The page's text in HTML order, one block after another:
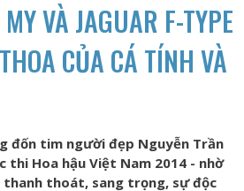
VÀ JAGUAR F-TYPE
CỦA CÁ TÍNH VÀ
đốn tim người đẹp Nguyễn Trần
thi Hoa hậu Việt Nam 2014 - nhờ
thoát, sang trọng, sự độc